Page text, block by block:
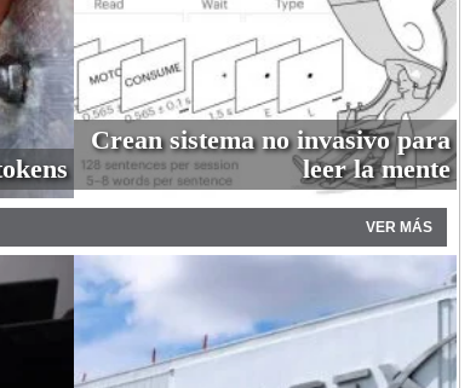
Crean sistema no invasivo para
leer la mente
VER MÁS